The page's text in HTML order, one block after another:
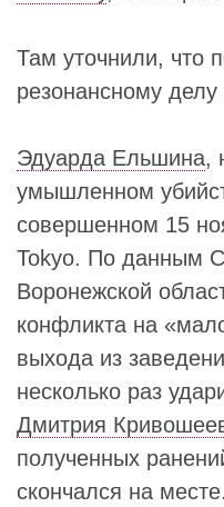
Там уточнили, что
резонансному делу
Эдуарда Ельшина,
умышленном
совершенном 15
Tokyo. По данным
Воронежской
конфликта на
выхода из
несколько раз
Дмитрия
полученных
скончался на